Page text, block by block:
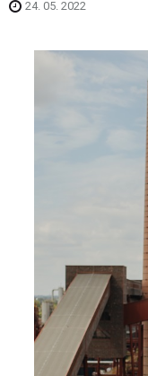
24. 05. 2022